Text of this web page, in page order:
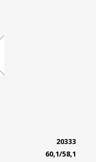
20333
60,1/58,1